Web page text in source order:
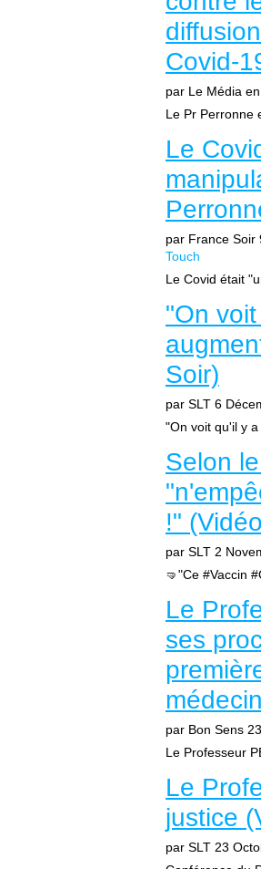
Covid-
par Le Média
Le Pr Perronne
Le
par France Soir
Touch
Le Covid était
"On
Soir)
par SLT 6
"On voit qu'il y
Selon
!"
par SLT 2
🤜"Ce #Vaccin
Le
ses
par Bon Sens
Le Professeur
Le
justice
par SLT 23